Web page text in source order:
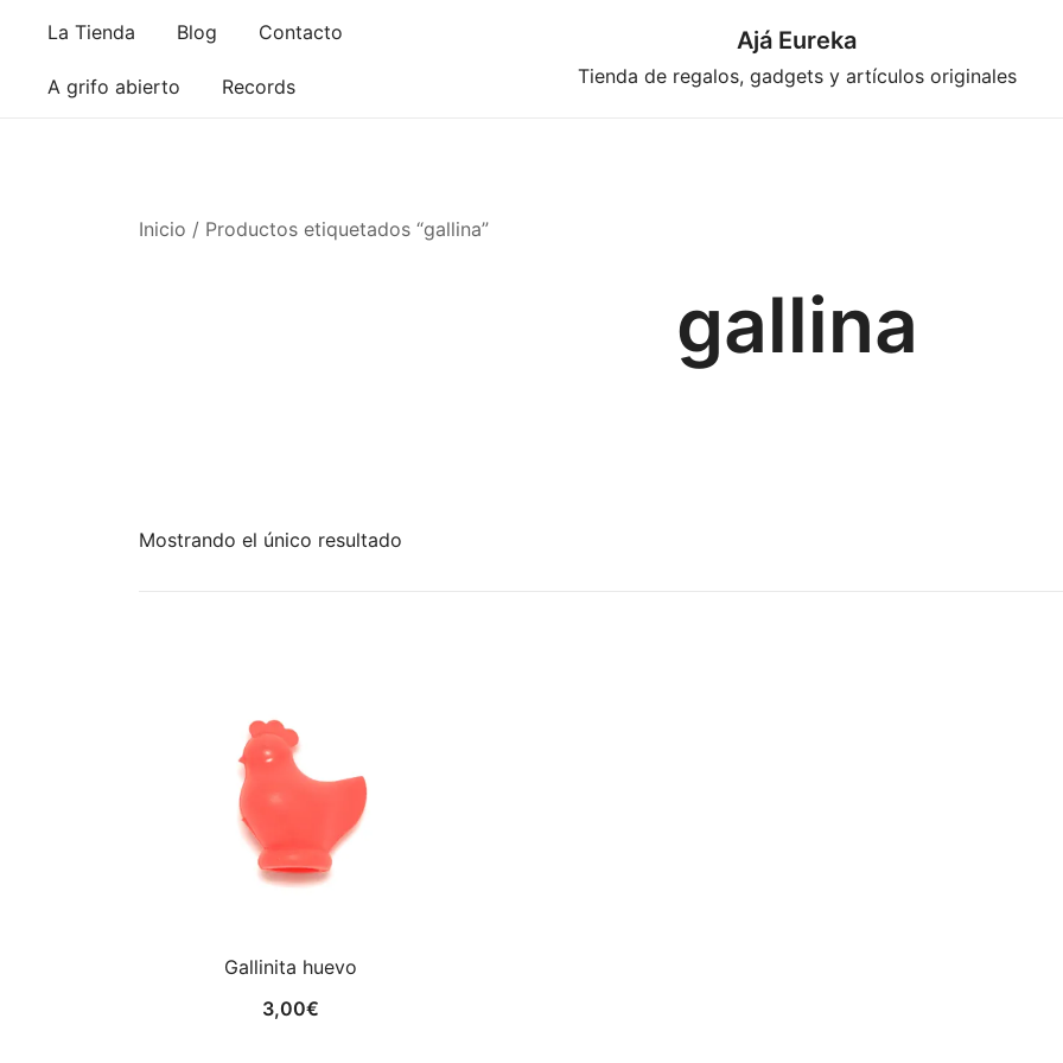
contenido
La Tienda Blog Contacto
A grifo abierto Records
Ajá Eureka
Tienda de regalos, gadgets y artículos originales
Inicio / Productos etiquetados “gallina”
gallina
Mostrando el único resultado
Gallinita huevo
3,00€